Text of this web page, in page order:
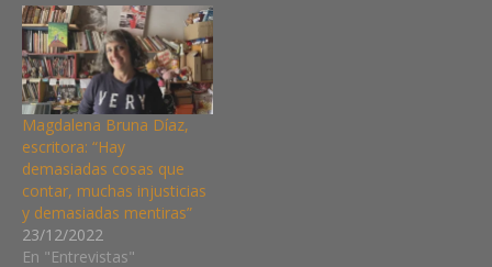
Magdalena Bruna Díaz,
escritora: “Hay
demasiadas cosas que
contar, muchas injusticias
y demasiadas mentiras”
23/12/2022
En "Entrevistas"